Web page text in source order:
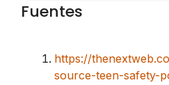
Fuentes
https://
source-teen-safety-